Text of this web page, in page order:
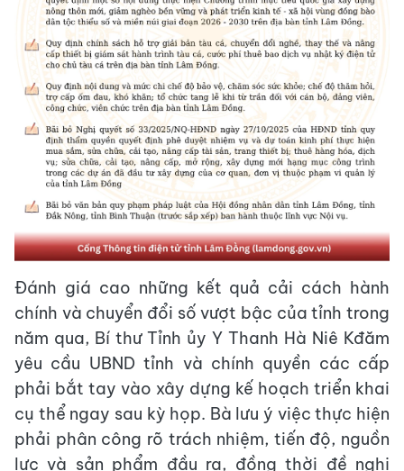
Đánh giá cao những kết quả cải cách hành
chính và chuyển đổi số vượt bậc của tỉnh trong
năm qua, Bí thư Tỉnh ủy Y Thanh Hà Niê Kđăm
yêu cầu UBND tỉnh và chính quyền các cấp
phải bắt tay vào xây dựng kế hoạch triển khai
cụ thể ngay sau kỳ họp. Bà lưu ý việc thực hiện
phải phân công rõ trách nhiệm, tiến độ, nguồn
lực và sản phẩm đầu ra, đồng thời đề nghị